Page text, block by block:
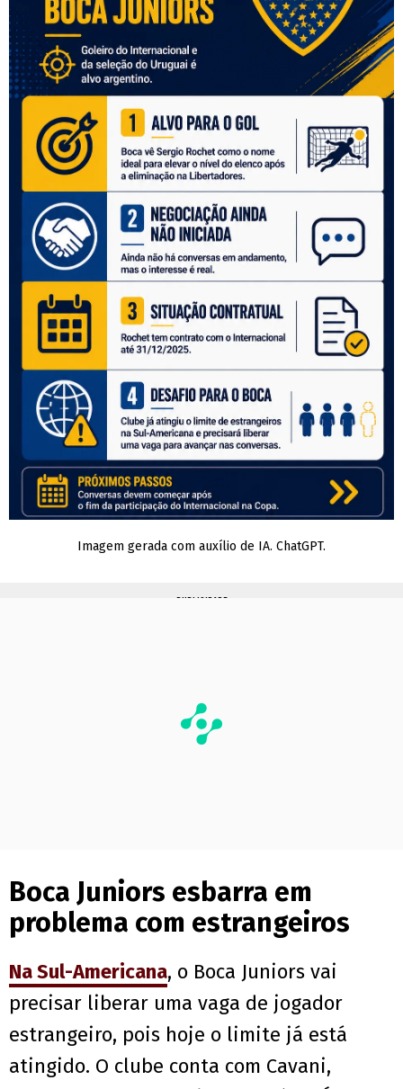
Imagem gerada com auxílio de IA. ChatGPT.
PUBLICIDADE
Boca Juniors esbarra em
problema com estrangeiros
Na Sul-Americana, o Boca Juniors vai
precisar liberar uma vaga de jogador
estrangeiro, pois hoje o limite já está
atingido. O clube conta com Cavani,